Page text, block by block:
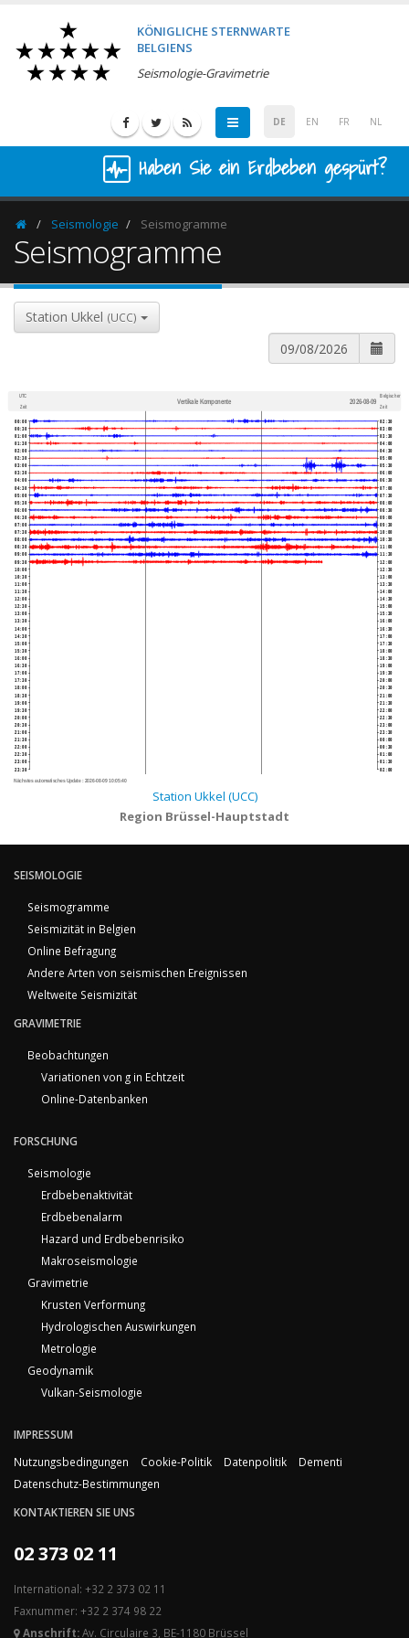
KÖNIGLICHE STERNWARTE
BELGIENS
Seismologie-Gravimetrie
DE EN FR NL
Haben Sie ein Erdbeben gespürt?
HomepageSeismologie Seismogramme
Seismogramme
Station Ukkel (UCC)
UTC
Zeit
Vertikale Komponente 2026-08-09
Belgischer
Zeit
00:00
00:30
01:00
01:30
02:00
02:30
03:00
03:30
04:00
04:30
05:00
05:30
06:00
06:30
07:00
07:30
08:00
08:30
09:00
09:30
10:00
10:30
11:00
11:30
12:00
12:30
13:00
13:30
14:00
14:30
15:00
15:30
16:00
16:30
17:00
17:30
18:00
18:30
19:00
19:30
20:00
20:30
21:00
21:30
22:00
22:30
23:00
23:30
02:30
03:00
03:30
04:00
04:30
05:00
05:30
06:00
06:30
07:00
07:30
08:00
08:30
09:00
09:30
10:00
10:30
11:00
11:30
12:00
12:30
13:00
13:30
14:00
14:30
15:00
15:30
16:00
16:30
17:00
17:30
18:00
18:30
19:00
19:30
20:00
20:30
21:00
21:30
22:00
22:30
23:00
23:30
00:00
00:30
01:00
01:30
02:00
Nächstes automatisches Update : 2026-08-09 10:05:40
Station Ukkel (UCC)
Region Brüssel-Hauptstadt
SEISMOLOGIE
Seismogramme
Seismizität in Belgien
Online Befragung
Andere Arten von seismischen Ereignissen
Weltweite Seismizität
GRAVIMETRIE
Beobachtungen
Variationen von g in Echtzeit
Online-Datenbanken
FORSCHUNG
Seismologie
Erdbebenaktivität
Erdbebenalarm
Hazard und Erdbebenrisiko
Makroseismologie
Gravimetrie
Krusten Verformung
Hydrologischen Auswirkungen
Metrologie
Geodynamik
Vulkan-Seismologie
IMPRESSUM
Nutzungsbedingungen
Cookie-Politik Datenpolitik
Dementi
Datenschutz-Bestimmungen
KONTAKTIEREN SIE UNS
02 373 02 11
International: +32 2 373 02 11
Faxnummer: +32 2 374 98 22
Anschrift:Av. Circulaire 3, BE-1180 Brüssel